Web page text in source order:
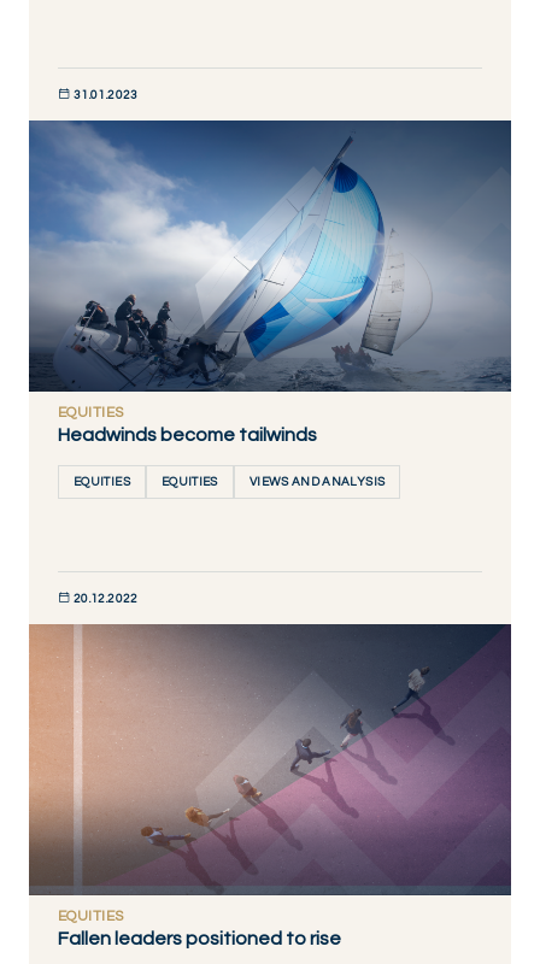
31.01.2023
DÉCOUVRIR MAINTENANT
EQUITIES
Headwinds become tailwinds
EQUITIES EQUITIES VIEWS AND ANALYSIS
20.12.2022
DÉCOUVRIR MAINTENANT
EQUITIES
Fallen leaders positioned to rise